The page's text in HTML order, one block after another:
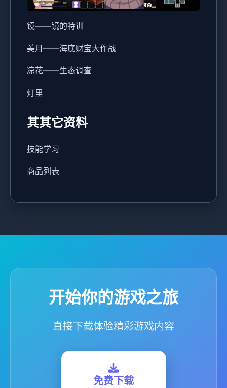
镜——镜的特训
美月——海底财宝大作战
凉花——生态调查
灯里
其其它资料
技能学习
商品列表
开始你的游戏之旅
直接下载体验精彩游戏内容
免费下载